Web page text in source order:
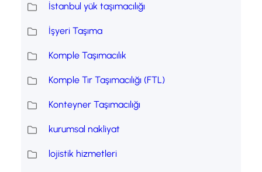
İstanbul yük taşımacılığı
İşyeri Taşıma
Komple Taşımacılık
Komple Tır Taşımacılığı (FTL)
Konteyner Taşımacılığı
kurumsal nakliyat
lojistik hizmetleri